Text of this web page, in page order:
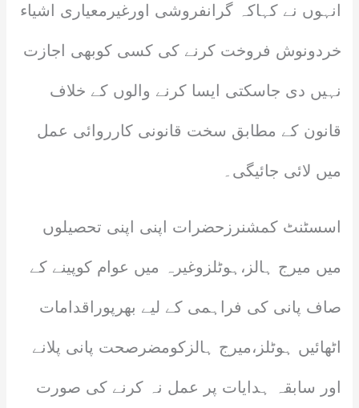
انہوں نے کہاکہ گرانفروشی اورغیرمعیاری اشیاء
خردونوش فروخت کرنے کی کسی کوبھی اجازت
نہیں دی جاسکتی ایسا کرنے والوں کے خلاف
قانون کے مطابق سخت قانونی کارروائی عمل
میں لائی جائیگی۔
اسسٹنٹ کمشنرزحضرات اپنی اپنی تحصیلوں
میں میرج ہالز،ہوٹلزوغیرہ میں عوام کوپینے کے
صاف پانی کی فراہمی کے لیے بھرپوراقدامات
اٹھائیں ہوٹلز،میرج ہالزکومضرصحت پانی پلانے
اور سابقہ ہدایات پر عمل نہ کرنے کی صورت